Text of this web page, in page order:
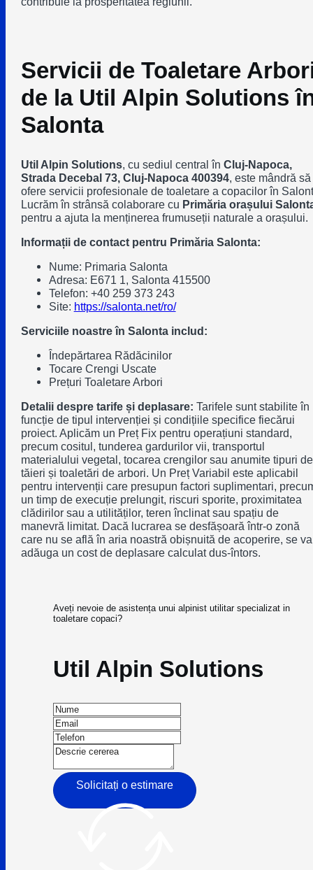
Servicii de Toaletare
de la Util Alpin Solutions
Salonta
Util Alpin Solutions, cu sediul central în Cluj-Napoca,
Strada Decebal 73, Cluj-Napoca 400394, este mândră să
ofere servicii profesionale de toaletare a copacilor în
Lucrăm în strânsă colaborare cu Primăria orașului
pentru a ajuta la menținerea frumuseții naturale a orașului.
Informații de contact pentru Primăria Salonta:
Nume: Primaria Salonta
Adresa: E671 1, Salonta 415500
Telefon: +40 259 373 243
Site: https://salonta.net/ro/
Serviciile noastre în Salonta includ:
Îndepărtarea Rădăcinilor
Tocare Crengi Uscate
Prețuri Toaletare Arbori
Detalii despre tarife și deplasare: Tarifele sunt stabilite în
funcție de tipul intervenției și condițiile specifice fiecărui
proiect. Aplicăm un Preț Fix pentru operațiuni standard,
precum cositul, tunderea gardurilor vii, transportul
materialului vegetal, tocarea crengilor sau anumite tipuri de
tăieri și toaletări de arbori. Un Preț Variabil este aplicabil
pentru intervenții care presupun factori suplimentari,
un timp de execuție prelungit, riscuri sporite, proximitatea
clădirilor sau a utilităților, teren înclinat sau spațiu de
manevră limitat. Dacă lucrarea se desfășoară într-o zonă
care nu se află în aria noastră obișnuită de acoperire, se va
adăuga un cost de deplasare calculat dus-întors.
Aveți nevoie de asistența unui alpinist utilitar specializat in
toaletare copaci?
Util Alpin Solutions
Solicitați o estimare